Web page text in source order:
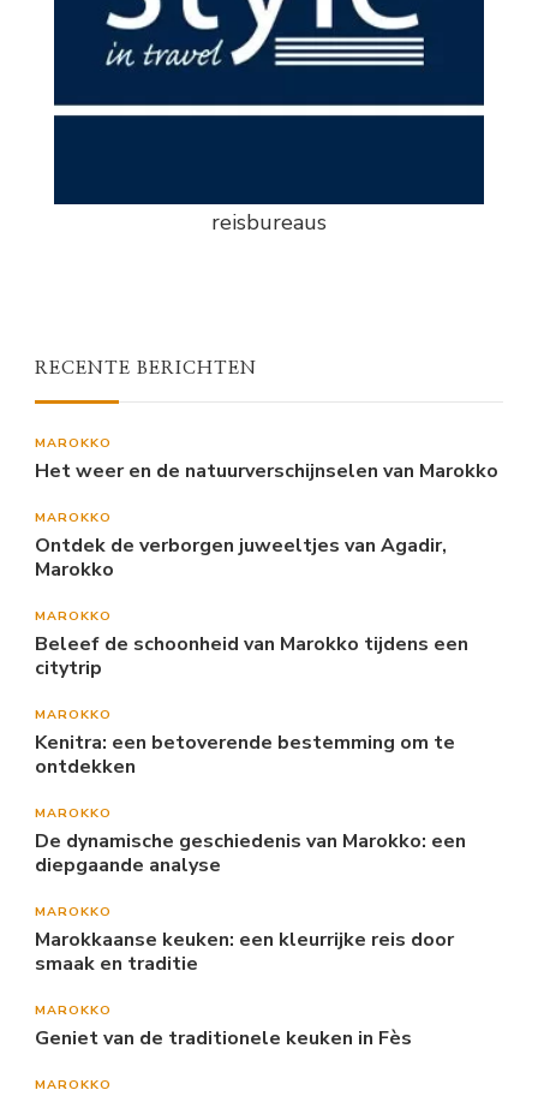
reisbureaus
RECENTE BERICHTEN
MAROKKO
Het weer en de natuurverschijnselen van Marokko
MAROKKO
Ontdek de verborgen juweeltjes van Agadir,
Marokko
MAROKKO
Beleef de schoonheid van Marokko tijdens een
citytrip
MAROKKO
Kenitra: een betoverende bestemming om te
ontdekken
MAROKKO
De dynamische geschiedenis van Marokko: een
diepgaande analyse
MAROKKO
Marokkaanse keuken: een kleurrijke reis door
smaak en traditie
MAROKKO
Geniet van de traditionele keuken in Fès
MAROKKO